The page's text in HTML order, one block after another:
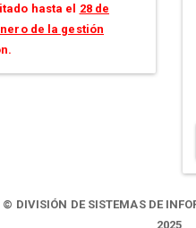
hasta el 28 de
de la gestión
© DIVISIÓN DE SISTEMAS DE
2025